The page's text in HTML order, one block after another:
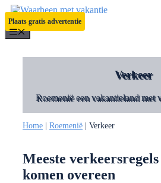
Ga
naar
de
inhoud
Plaats gratis advertentie
Menu
Verkeer
Roemenië een vakantieland met
Home Roemenië Verkeer
Meeste
komen overeen